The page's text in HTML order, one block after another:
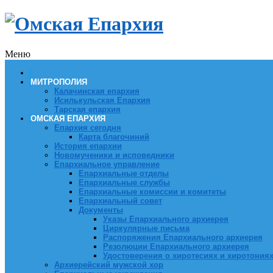
Меню
МИТРОПОЛИЯ
Калачинская епархия
Исилькульская Епархия
Тарская епархия
ОМСКАЯ ЕПАРХИЯ
Епархия сегодня
Карта благочиний
История епархии
Новомученики и исповедники
Епархиальное управление
Епархиальные отделы
Епархиальные службы
Епархиальные комиссии и комитеты
Епархиальный совет
Документы
Указы Епархиального архиерея
Циркулярные письма
Распоряжения Епархиального архиерея
Резолюции Епархиального архиерея
Удостоверения о хиротесиях и хиротониях
Архиерейский мужской хор